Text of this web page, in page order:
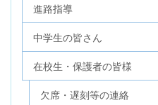
進路指導
中学生の皆さん
在校生・保護者の皆様
欠席・遅刻等の連絡